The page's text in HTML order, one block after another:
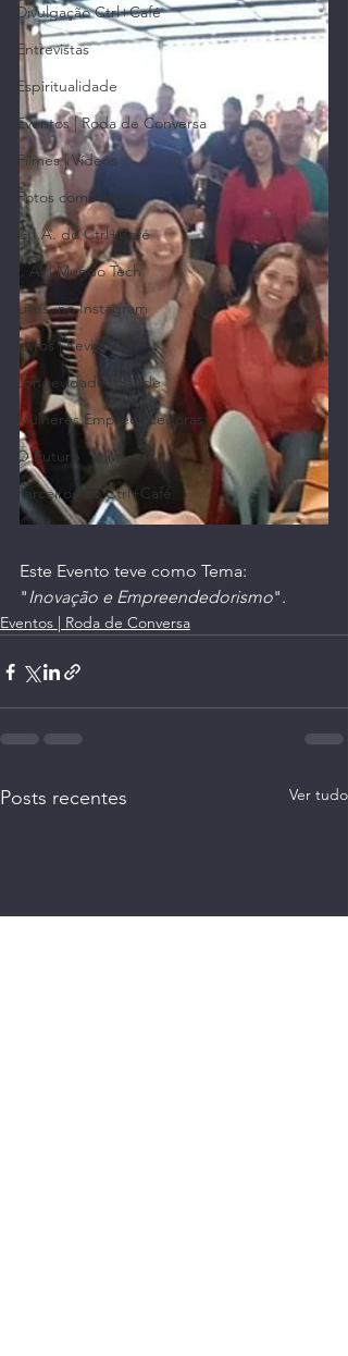
Divulgação Ctrl+Café
Entrevistas
Espiritualidade
Eventos | Roda de Conversa
Filmes | Vídeos
Fotos com Amigos
G.I.A. do Ctrl+Café
I. A. | Mundo Tech
Lives, no Instagram
Livros | Revistas
Longevidade | Saúde
Mulheres Empreendedoras
O Futuro
Parceiros do Ctrl+Café
Este Evento teve como Tema:
"Inovação e Empreendedorismo".
Eventos | Roda de Conversa
Posts recentes Ver tudo